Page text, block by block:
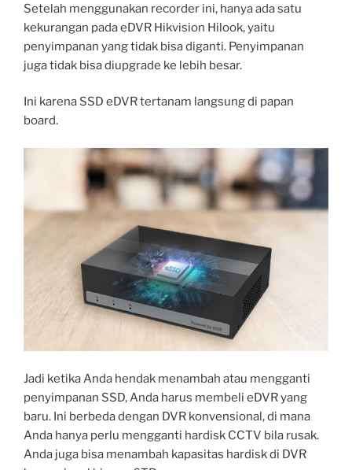
Setelah menggunakan recorder ini, hanya ada satu
kekurangan pada eDVR Hikvision Hilook, yaitu
penyimpanan yang tidak bisa diganti. Penyimpanan
juga tidak bisa diupgrade ke lebih besar.
Ini karena SSD eDVR tertanam langsung di papan
board.
Jadi ketika Anda hendak menambah atau mengganti
penyimpanan SSD, Anda harus membeli eDVR yang
baru. Ini berbeda dengan DVR konvensional, di mana
Anda hanya perlu mengganti hardisk CCTV bila rusak.
Anda juga bisa menambah kapasitas hardisk di DVR